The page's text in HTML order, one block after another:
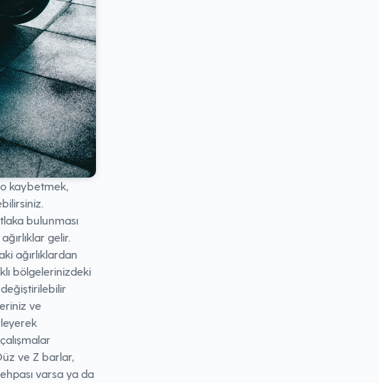
kaybetmek,
bulunması
gelir.
ağırlıklardan
bölgelerinizdeki
değiştirilebilir
ve
ve Z barlar,
varsa ya da